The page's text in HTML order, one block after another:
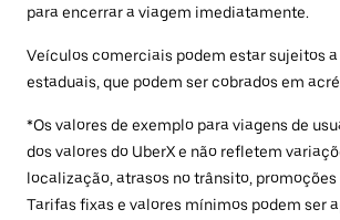
para encerrar a viagem imediatamente.
Veículos comerciais podem estar sujeitos
estaduais, que podem ser cobrados em
*Os valores de exemplo para viagens de
dos valores do UberX e não refletem
localização, atrasos no trânsito,
Tarifas fixas e valores mínimos podem ser